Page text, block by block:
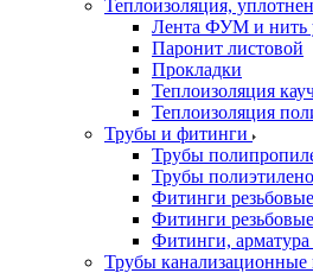
Теплоизоляция,
Лента ФУМ и нить
Паронит листовой
Прокладки
Теплоизоляция
Теплоизоляция
Трубы и фитинги
Трубы
Трубы
Фитинги
Фитинги
Фитинги, арматура
Трубы канализационные